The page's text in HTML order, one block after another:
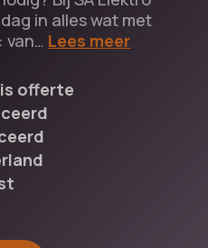
in alles wat met
van… Lees meer
offerte